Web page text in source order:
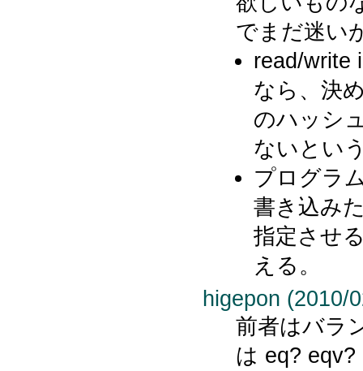
でまだ迷い
read/write
なら、決
のハッシ
ないとい
プログラ
書き込み
指定させ
える。
higepon (2010/
前者はバラ
は eq?